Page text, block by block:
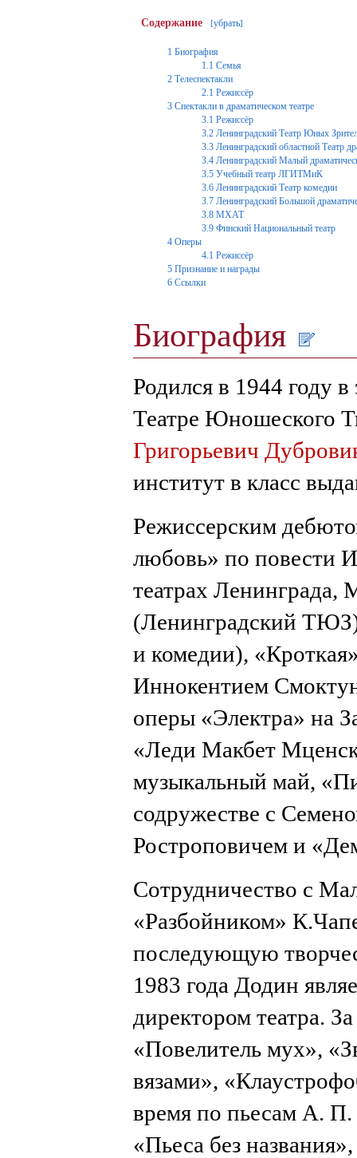
Содержание [убрать]
1 Биография
1.1 Семья
2 Телеспектакли
2.1 Режиссёр
3 Спектакли в драматическом театре
3.1 Режиссёр
3.2 Ленинградский Театр Юных
3.3 Ленинградский областной Театр
3.4 Ленинградский Малый
3.5 Учебный театр ЛГИТМиК
3.6 Ленинградский Театр комедии
3.7 Ленинградский Большой
3.8 МХАТ
3.9 Финский Национальный театр
4 Оперы
4.1 Режиссёр
5 Признание и награды
6 Ссылки
Биография
Родился в 1944 году
Театре Юношеского
Григорьевич
институт в класс
Режиссерским
любовь» по повести
театрах
(Ленинградский
и комедии),
Иннокентием
оперы «Электра» на
«Леди Макбет
музыкальный май,
содружестве с
Ростроповичем и
Сотрудничество с
«Разбойником»
последующую
1983 года Додин
директором театра.
«Повелитель мух»,
вязами»,
время по пьесам А. П.
«Пьеса без